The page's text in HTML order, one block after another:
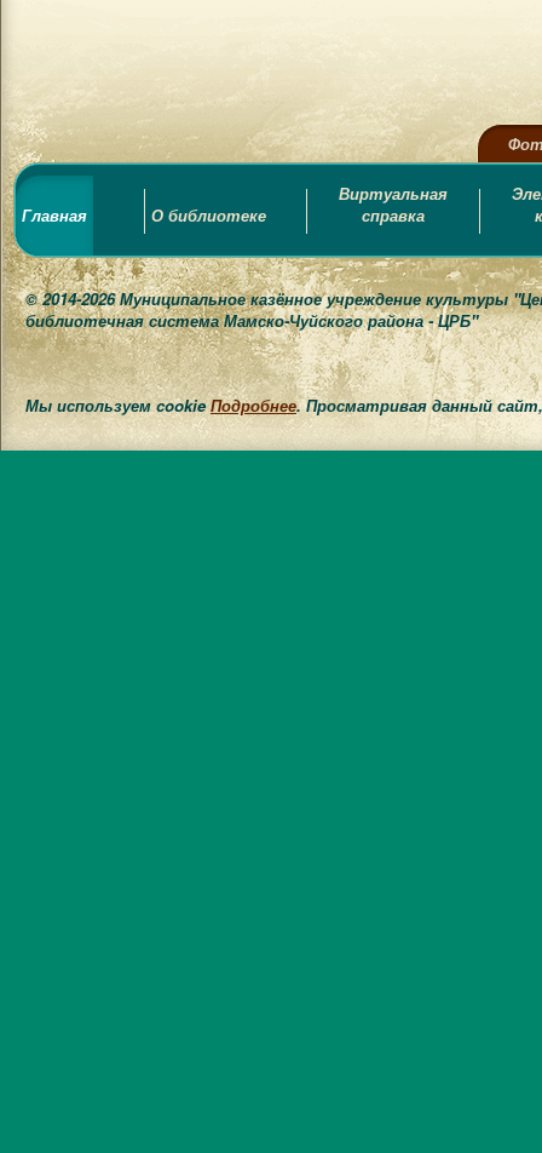
Главная О библиотеке
Виртуальная
справка
© 2014-2026 Муниципальное казённое учреждение культуры
библиотечная система Мамско-Чуйского района - ЦРБ"
Мы используем cookieПодробнее. Просматривая данный